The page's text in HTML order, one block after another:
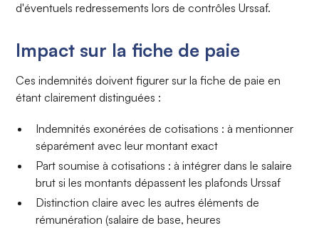
d'éventuels redressements lors de contrôles Urssaf.
Impact sur la fiche de paie
Ces indemnités doivent figurer sur la fiche de paie en
étant clairement distinguées :
Indemnités exonérées de cotisations : à mentionner
séparément avec leur montant exact
Part soumise à cotisations : à intégrer dans le salaire
brut si les montants dépassent les plafonds Urssaf
Distinction claire avec les autres éléments de
rémunération (salaire de base, heures